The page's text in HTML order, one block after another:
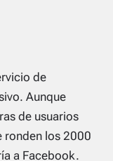
de
Aunque
de usuarios
ronden los 2000
a Facebook.